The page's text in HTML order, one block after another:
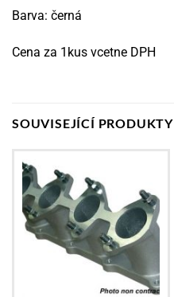
Barva: černá
Cena za 1kus vcetne DPH
SOUVISEJÍCÍ PRODUKTY